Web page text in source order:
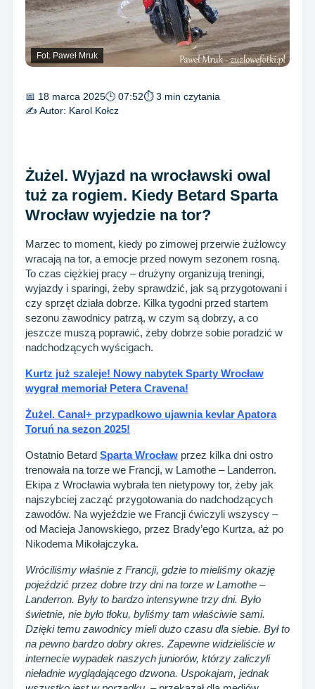
Fot. Paweł Mruk
📅 18 marca 2025🕒 07:52⏱ 3 min czytania
✍️ Autor: Karol Kołcz
Żużel. Wyjazd na wrocławski owal
tuż za rogiem. Kiedy Betard Sparta
Wrocław wyjedzie na tor?
Marzec to moment, kiedy po zimowej przerwie żużlowcy
wracają na tor, a emocje przed nowym sezonem rosną.
To czas ciężkiej pracy – drużyny organizują treningi,
wyjazdy i sparingi, żeby sprawdzić, jak są przygotowani i
czy sprzęt działa dobrze. Kilka tygodni przed startem
sezonu zawodnicy patrzą, w czym są dobrzy, a co
jeszcze muszą poprawić, żeby dobrze sobie poradzić w
nadchodzących wyścigach.
Kurtz już szaleje! Nowy nabytek Sparty Wrocław
wygrał memoriał Petera Cravena!
Żużel. Canal+ przypadkowo ujawnia kevlar Apatora
Toruń na sezon 2025!
Ostatnio Betard Sparta Wrocław przez kilka dni ostro
trenowała na torze we Francji, w Lamothe – Landerron.
Ekipa z Wrocławia wybrała ten nietypowy tor, żeby jak
najszybciej zacząć przygotowania do nadchodzących
zawodów. Na wyjeździe we Francji ćwiczyli wszyscy –
od Macieja Janowskiego, przez Brady’ego Kurtza, aż po
Nikodema Mikołajczyka.
Wróciliśmy właśnie z Francji, gdzie to mieliśmy okazję
pojeździć przez dobre trzy dni na torze w Lamothe –
Landerron. Były to bardzo intensywne trzy dni. Było
świetnie, nie było tłoku, byliśmy tam właściwie sami.
Dzięki temu zawodnicy mieli dużo czasu dla siebie. Był to
na pewno bardzo dobry okres. Zapewne widzieliście w
internecie wypadek naszych juniorów, którzy zaliczyli
nieładnie wyglądającego dzwona. Uspokajam, jednak